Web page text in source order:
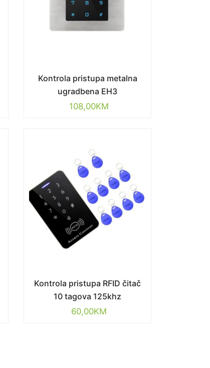
Kontrola pristupa metalna
ugradbena EH3
108,00KM
Kontrola pristupa RFID čitač
10 tagova 125khz
60,00KM